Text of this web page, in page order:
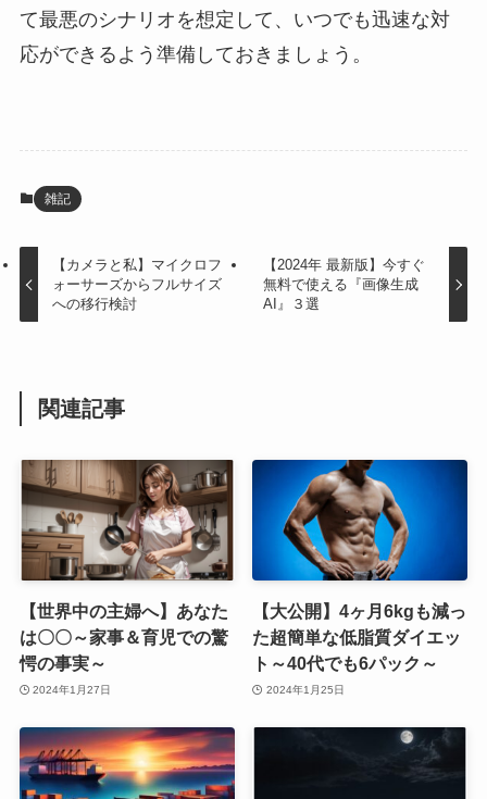
て最悪のシナリオを想定して、いつでも迅速な対
応ができるよう準備しておきましょう。
雑記
【カメラと私】マイクロフ
ォーサーズからフルサイズ
への移行検討
【2024年 最新版】今すぐ
無料で使える『画像生成
AI』３選
関連記事
【世界中の主婦へ】あなた
は〇〇～家事＆育児での驚
愕の事実～
2024年1月27日
【大公開】4ヶ月6kgも減っ
た超簡単な低脂質ダイエッ
ト～40代でも6パック～
2024年1月25日